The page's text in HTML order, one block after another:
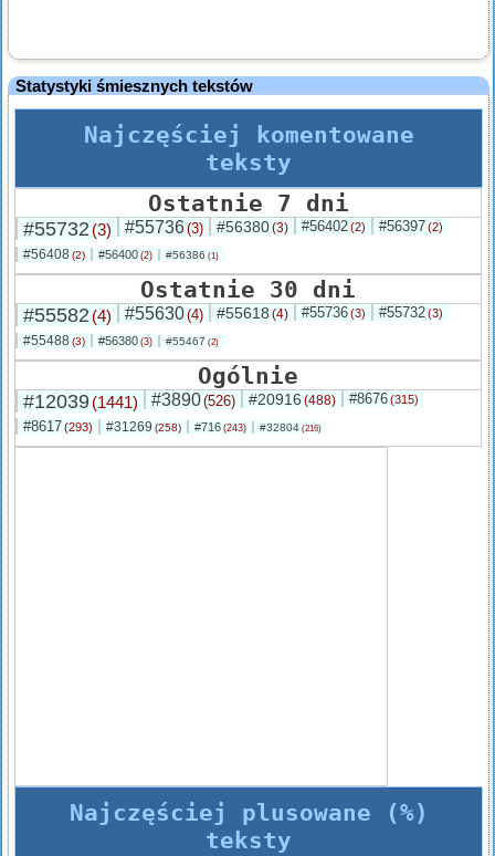
Statystyki śmiesznych tekstów
Najczęściej komentowane
teksty
Ostatnie 7 dni
#55732 (3) #55736(3) #56380(3) #56402(2) #56397(2)
#56408 (2) #56400 (2) #56386 (1)
Ostatnie 30 dni
#55582 (4) #55630(4) #55618 (4) #55736(3) #55732(3)
#55488 (3) #56380 (3) #55467 (2)
Ogólnie
#12039(1441) #3890(526) #20916 (488) #8676(315)
#8617(293) #31269 (258) #716 (243) #32804 (216)
Najczęściej plusowane (%)
teksty